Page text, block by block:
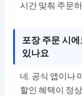
시간 맞춰 주문
포장 주문 시
있나요
네. 공식 앱이나
할인 혜택이 정